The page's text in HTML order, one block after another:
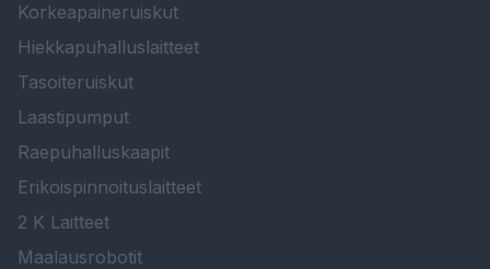
Korkeapaineruiskut
Hiekkapuhalluslaitteet
Tasoiteruiskut
Laastipumput
Raepuhalluskaapit
Erikoispinnoituslaitteet
2 K Laitteet
Maalausrobotit